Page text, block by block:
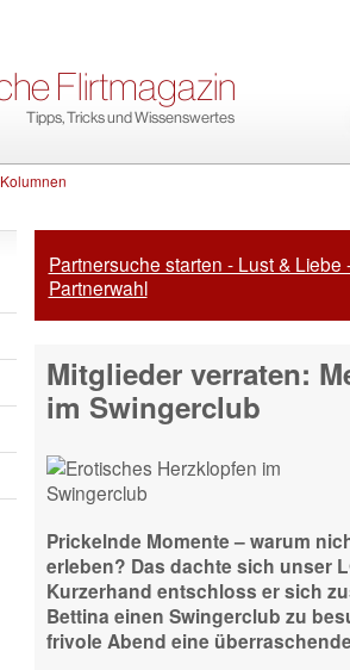
Kolumnen
Partnersuche starten - Lust & Liebe
Partnerwahl
Mitglieder verraten:
im Swingerclub
Prickelnde Momente – warum
erleben? Das dachte sich unser
Kurzerhand entschloss er sich
Bettina einen Swingerclub zu
frivole Abend eine